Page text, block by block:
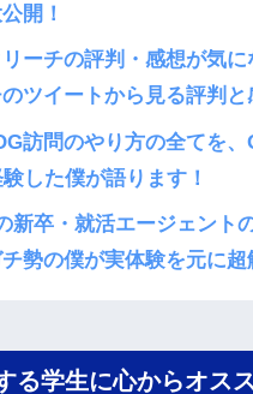
開！
ーチの評判・感想が気に
のツイートから見る評判と
訪問のやり方の全てを、
した僕が語ります！
新卒・就活エージェント
勢の僕が実体験を元に超
る学生に心からオス